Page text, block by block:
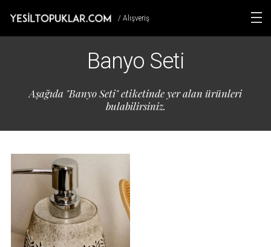
/ Alışveriş
Banyo Seti
Aşağıda "Banyo Seti" etiketinde yer alan ürünleri
bulabilirsiniz.